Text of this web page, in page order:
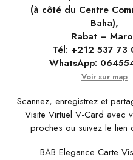
(à côté du Centre
Baha),
Rabat –
Tél: +212 537 73
WhatsApp:
Voir sur map
Scannez, enregistrez et
Visite Virtuel V-Card avec
proches ou suivez le lien
BAB Elegance Carte